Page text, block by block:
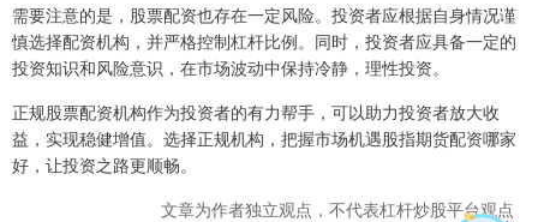
需要注意的是，股票配资也存在一定风险。投资者应根据自身情况谨
慎选择配资机构，并严格控制杠杆比例。同时，投资者应具备一定的
投资知识和风险意识，在市场波动中保持冷静，理性投资。
正规股票配资机构作为投资者的有力帮手，可以助力投资者放大收
益，实现稳健增值。选择正规机构，把握市场机遇股指期货配资哪家
好，让投资之路更顺畅。
文章为作者独立观点，不代表杠杆炒股平台观点